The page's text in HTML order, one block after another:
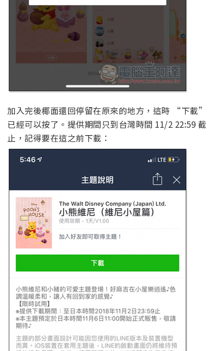
加入完後椰面還回停留在原來的地方，這時 “下載”
已經可以按了。提供期間只到台灣時間 11/2 22:59 截
止，記得要在這之前下載：